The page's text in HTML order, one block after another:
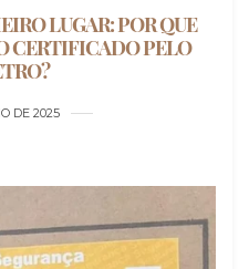
LUGAR: POR QUE
CERTIFICADO PELO
DE 2025